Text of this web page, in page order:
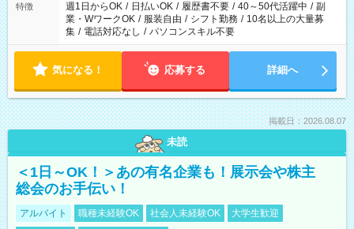
特徴 週1日からOK / 日払いOK / 履歴書不要 / 40～50代活躍中 / 副
業・WワークOK / 服装自由 / シフト勤務 / 10名以上の大量募
集 / 電話対応なし / パソコンスキル不要
気になる！ 応募する 詳細へ
掲載日：2026.08.07
未読
＜1日～OK！＞あの有名企業も！展示会や株主
総会のお手伝い！
アルバイト 職種未経験OK 社会人未経験OK
大学生歓迎